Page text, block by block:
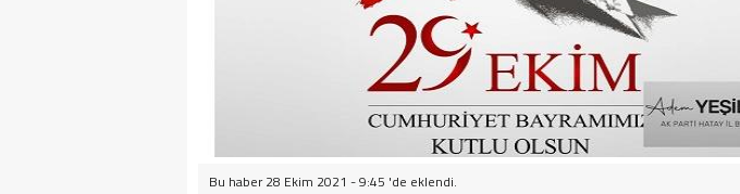
Bu haber 28 Ekim 2021 - 9:45 'de eklendi.